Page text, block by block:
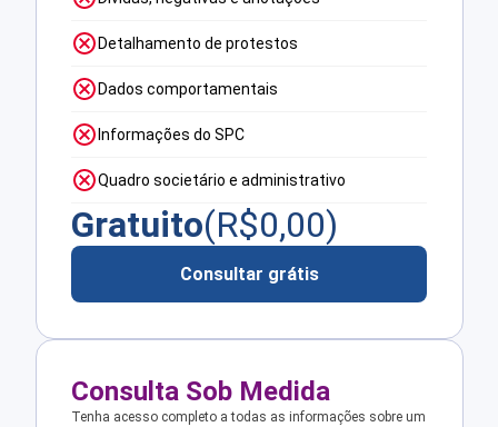
Detalhamento de protestos
Dados comportamentais
Informações do SPC
Quadro societário e administrativo
Gratuito(R$0,00)
Consultar grátis
Consulta Sob Medida
Tenha acesso completo a todas as informações sobre um